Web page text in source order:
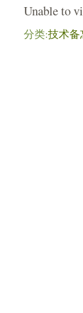
Unable to
分类:技术备